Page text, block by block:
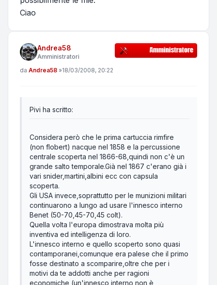
Ciao
Andrea58
Amministratori
Messaggio
da Andrea58 »18/03/2008, 20:22
Pivi ha scritto:
Considera però che le prima cartuccia rimfire
(non flobert) nacque nel 1858 e la percussione
centrale scoperta nel 1866-68,quindi non c'è un
grande salto temporale.Già nel 1867 c'erano già i
vari snider,martini,albini ecc con capsula
scoperta.
Gli USA invece,soprattutto per le munizioni militari
continuarono a lungo ad usare l'innesco interno
Benet (50-70,45-70,45 colt).
Quella volta l'europa dimostrava molta più
inventiva ed intelligenza di loro.
L'innesco interno e quello scoperto sono quasi
contamporanei,comunque era palese che il primo
fosse destinato a scomparire,oltre che per i
motivi da te addotti anche per ragioni
economiche (un'innesco interno non è